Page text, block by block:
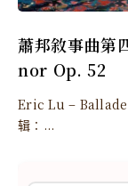
蕭邦敘事曲
nor Op. 52
Eric Lu – Ballade in
辑：...